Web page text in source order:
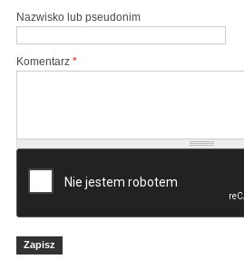
Nazwisko lub pseudonim
Komentarz *